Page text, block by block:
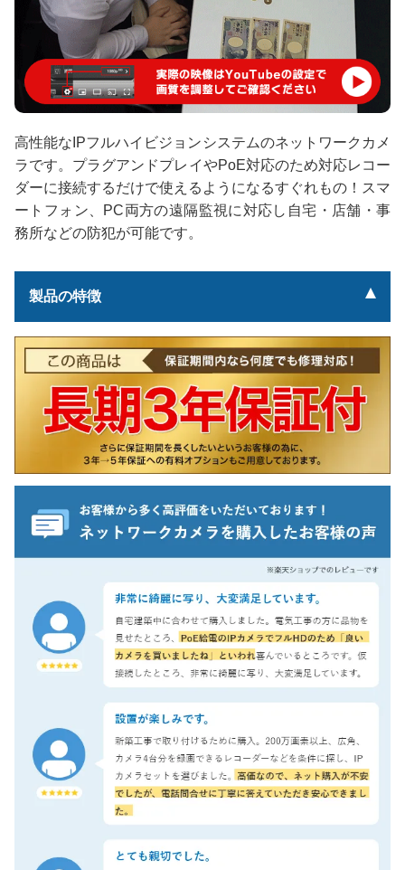
高性能なIPフルハイビジョンシステムのネットワークカメ
ラです。プラグアンドプレイやPoE対応のため対応レコー
ダーに接続するだけで使えるようになるすぐれもの！スマ
ートフォン、PC両方の遠隔監視に対応し自宅・店舗・事
務所などの防犯が可能です。
製品の特徴